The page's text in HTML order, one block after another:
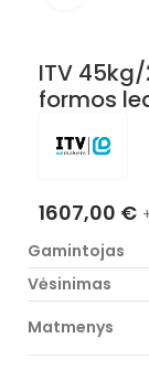
ITV
formos
1607,00 €
Gamintojas
Vėsinimas
Matmenys